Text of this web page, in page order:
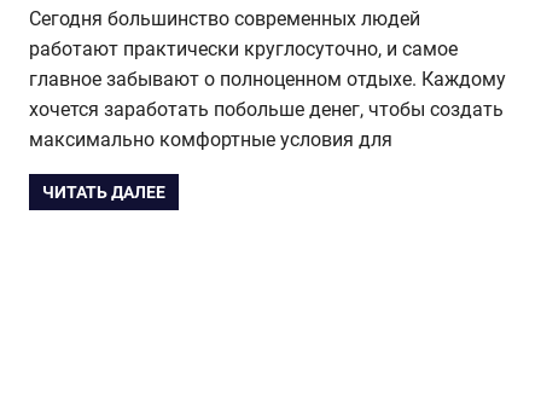
Сегодня большинство современных людей
работают практически круглосуточно, и самое
главное забывают о полноценном отдыхе. Каждому
хочется заработать побольше денег, чтобы создать
максимально комфортные условия для
ЧИТАТЬ ДАЛЕЕ